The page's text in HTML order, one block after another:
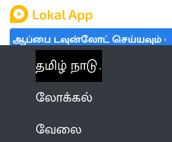
ஆப்பை டவுன்லோட் செய்யவும்
தமிழ் நாடு
லோக்கல்
வேலை